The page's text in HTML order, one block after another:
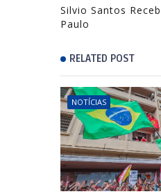
Silvio Santos
Paulo
RELATED POST
NOTÍCIAS